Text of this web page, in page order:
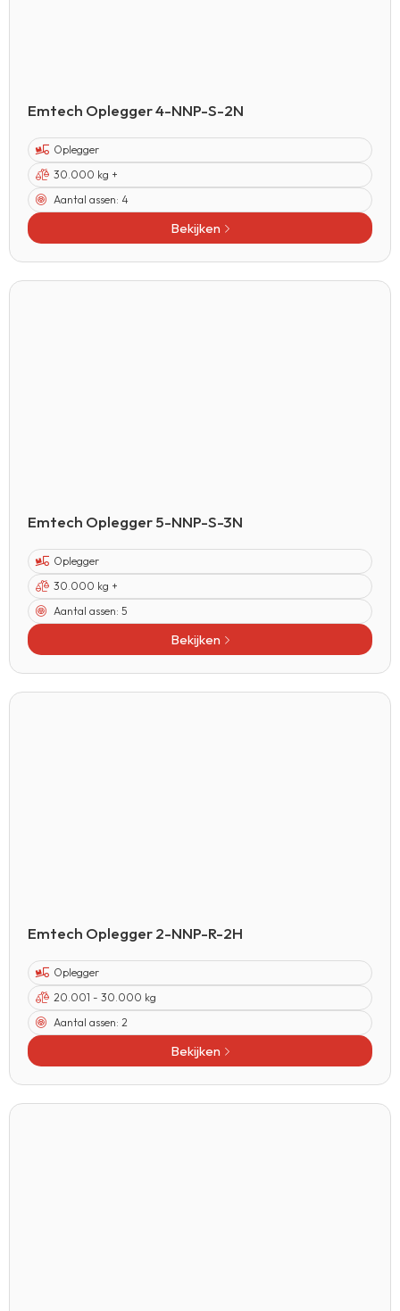
Emtech Oplegger 4-NNP-S-2N
Oplegger
30.000 kg +
Aantal assen: 4
Bekijken
Emtech Oplegger 5-NNP-S-3N
Oplegger
30.000 kg +
Aantal assen: 5
Bekijken
Emtech Oplegger 2-NNP-R-2H
Oplegger
20.001 - 30.000 kg
Aantal assen: 2
Bekijken